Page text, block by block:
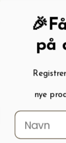
Menu
Hjem
på
nye